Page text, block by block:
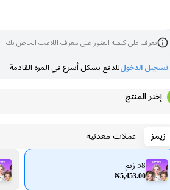
تعرف على كيفية العثور على معرف اللاعب الخاص بك
تسجيل الدخولللدفع بشكل أسرع في المرة القادمة
إختر المنتج
زيمز عملات معدنية
58 زيم
₦5,453.00